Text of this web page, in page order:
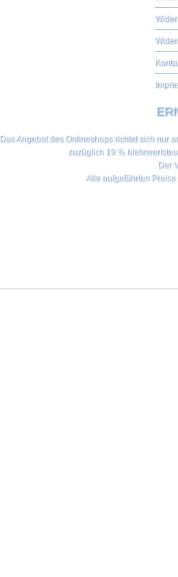
Das Angebot des Onlineshops richtet sich nur
zuzüglich 19 %
Der
Alle aufgeführten